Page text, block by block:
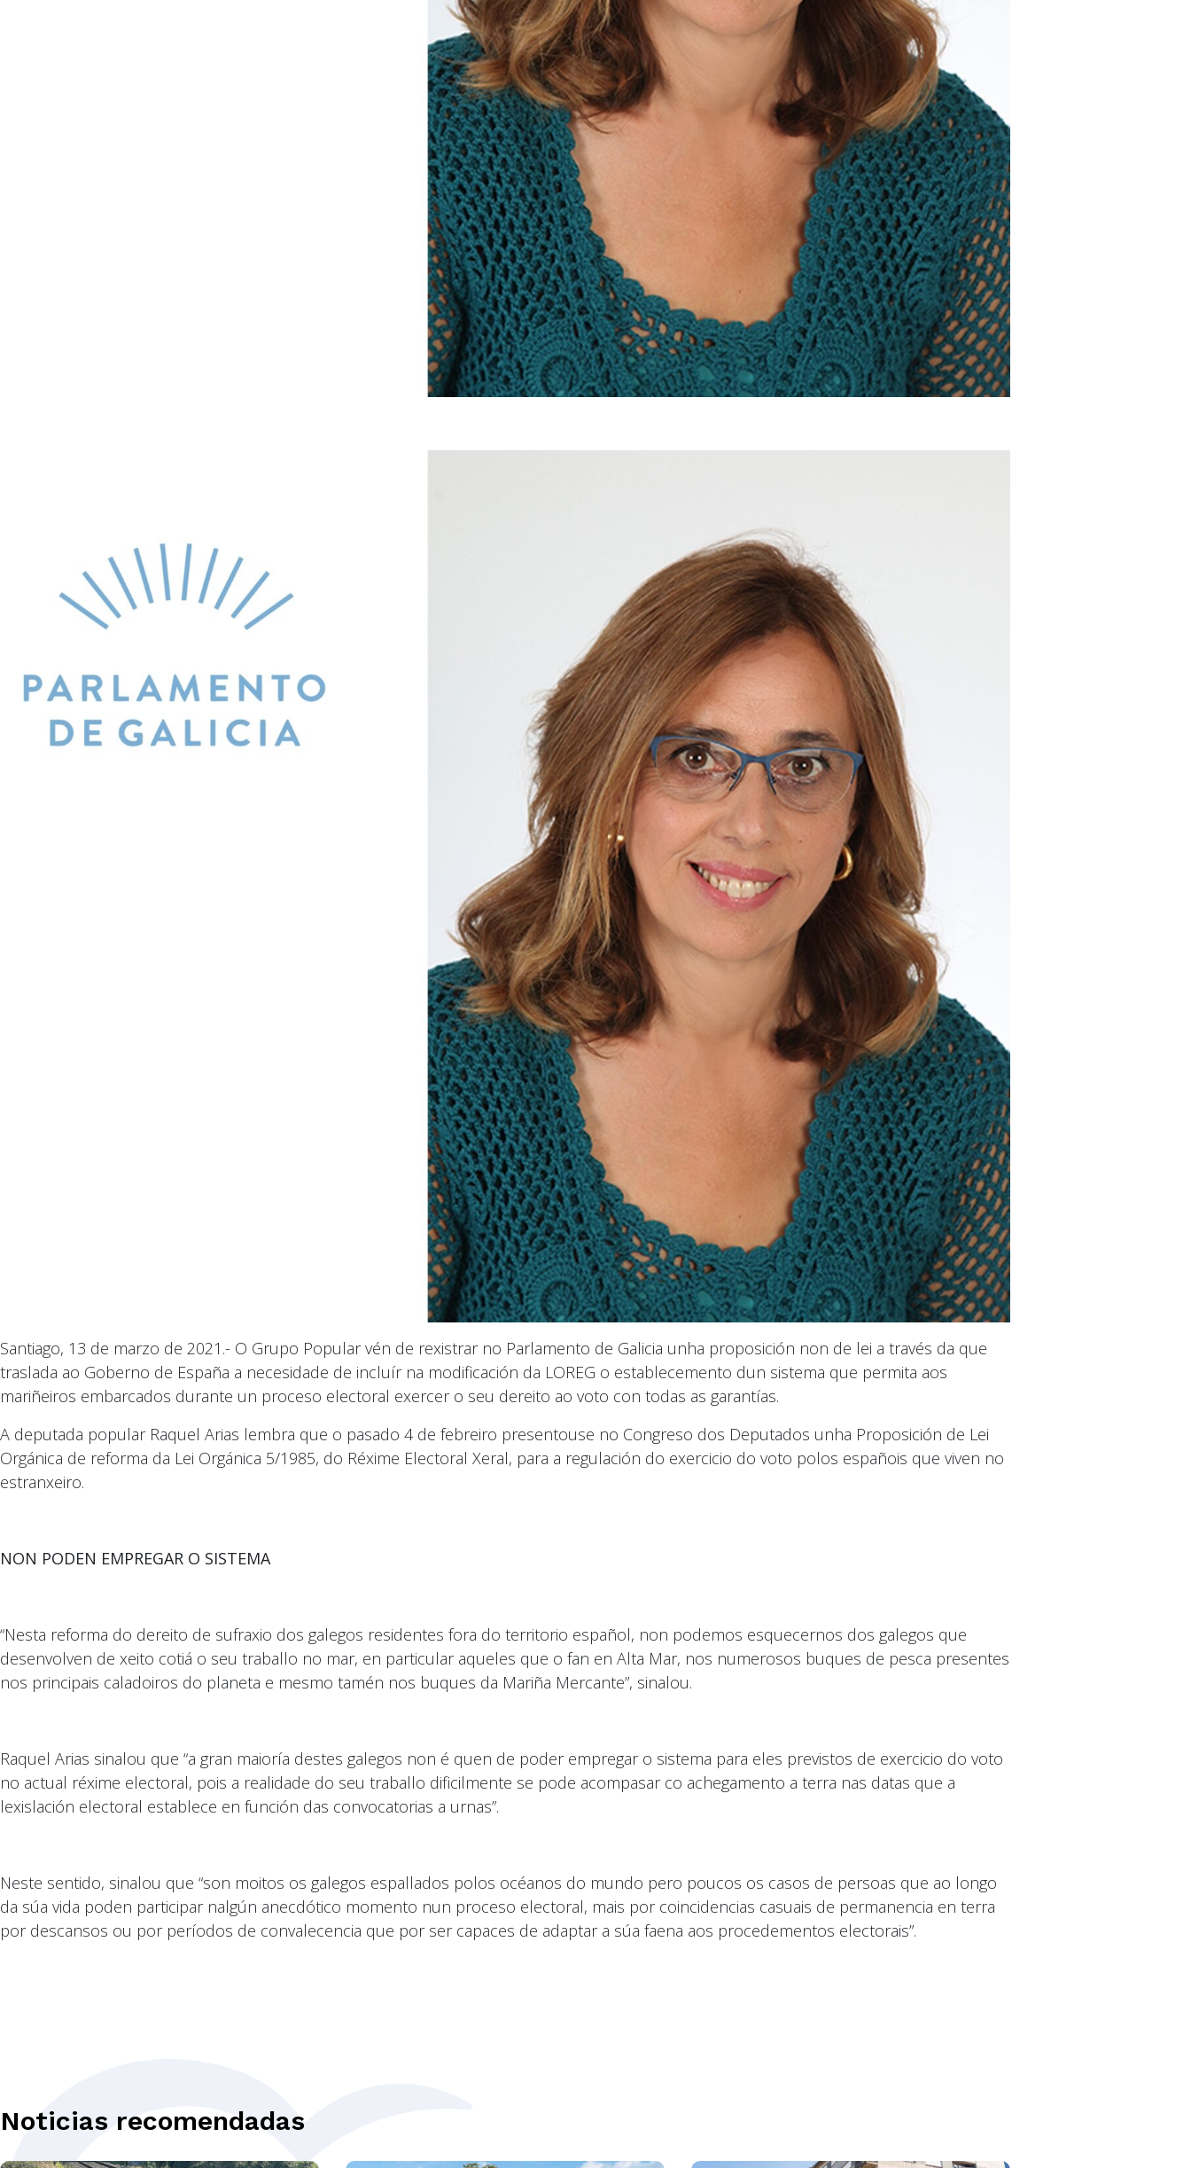
Santiago, 13 de marzo de 2021.- O Grupo Popular vén de rexistrar no Parlamento de Galicia unha proposición non de lei a través da que
traslada ao Goberno de España a necesidade de incluír na modificación da LOREG o establecemento dun sistema que permita aos
mariñeiros embarcados durante un proceso electoral exercer o seu dereito ao voto con todas as garantías.
A deputada popular Raquel Arias lembra que o pasado 4 de febreiro presentouse no Congreso dos Deputados unha Proposición de Lei
Orgánica de reforma da Lei Orgánica 5/1985, do Réxime Electoral Xeral, para a regulación do exercicio do voto polos españois que viven no
estranxeiro.
NON PODEN EMPREGAR O SISTEMA
“Nesta reforma do dereito de sufraxio dos galegos residentes fora do territorio español, non podemos esquecernos dos galegos que
desenvolven de xeito cotiá o seu traballo no mar, en particular aqueles que o fan en Alta Mar, nos numerosos buques de pesca presentes
nos principais caladoiros do planeta e mesmo tamén nos buques da Mariña Mercante”, sinalou.
Raquel Arias sinalou que “a gran maioría destes galegos non é quen de poder empregar o sistema para eles previstos de exercicio do voto
no actual réxime electoral, pois a realidade do seu traballo dificilmente se pode acompasar co achegamento a terra nas datas que a
lexislación electoral establece en función das convocatorias a urnas”.
Neste sentido, sinalou que “son moitos os galegos espallados polos océanos do mundo pero poucos os casos de persoas que ao longo
da súa vida poden participar nalgún anecdótico momento nun proceso electoral, mais por coincidencias casuais de permanencia en terra
por descansos ou por períodos de convalecencia que por ser capaces de adaptar a súa faena aos procedementos electorais”.
Noticias recomendadas